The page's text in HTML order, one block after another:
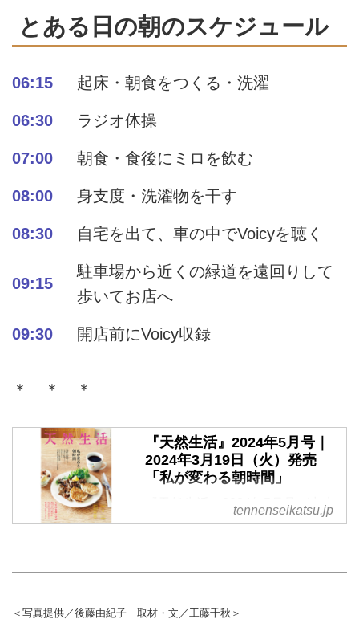
とある日の朝のスケジュール
06:15 起床・朝食をつくる・洗濯
06:30 ラジオ体操
07:00 朝食・食後にミロを飲む
08:00 身支度・洗濯物を干す
08:30 自宅を出て、車の中でVoicyを聴く
09:15
駐車場から近くの緑道を遠回りして
歩いてお店へ
09:30 開店前にVoicy収録
＊ ＊ ＊
『天然生活』2024年5月号｜
2024年3月19日（火）発売
「私が変わる朝時間」
『天然生活』2024年5月号が出来
ました。3月19日（火）発売 で
tennenseikatsu.jp
＜写真提供／後藤由紀子 取材・文／工藤千秋＞